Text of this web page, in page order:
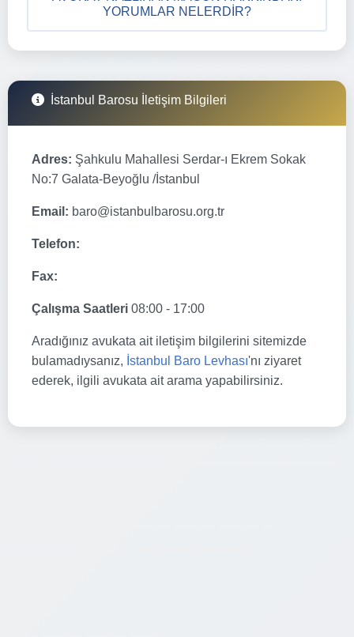
YORUMLAR NELERDIR?
İstanbul Barosu İletişim Bilgileri
Adres: Şahkulu Mahallesi Serdar-ı Ekrem Sokak
No:7 Galata-Beyoğlu /İstanbul
Email: baro@istanbulbarosu.org.tr
Telefon:
Fax:
Çalışma Saatleri 08:00 - 17:00
Aradığınız avukata ait iletişim bilgilerini sitemizde
bulamadıysanız, İstanbul Baro Levhası'nı ziyaret
ederek, ilgili avukata ait arama yapabilirsiniz.